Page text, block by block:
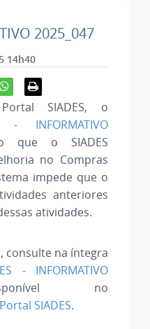
2025_047
14h40
SIADES, o
- INFORMATIVO
que o SIADES
no Compras
impede que o
anteriores
atividades.
consulte na íntegra
- INFORMATIVO
no
Portal SIADES.